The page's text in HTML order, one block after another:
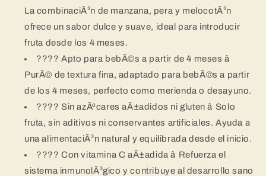
La combinaciÃ³n de manzana, pera y melocotÃ³n
ofrece un sabor dulce y suave, ideal para introducir
fruta desde los 4 meses.
???? Apto para bebÃ©s a partir de 4 meses â
PurÃ© de textura fina, adaptado para bebÃ©s a partir
de los 4 meses, perfecto como merienda o desayuno.
???? Sin azÃºcares aÃ±adidos ni gluten â Solo
fruta, sin aditivos ni conservantes artificiales. Ayuda a
una alimentaciÃ³n natural y equilibrada desde el inicio.
???? Con vitamina C aÃ±adida â Refuerza el
sistema inmunolÃ³gico y contribuye al desarrollo sano